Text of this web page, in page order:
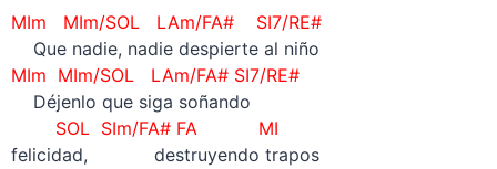
MIm MIm/SOL LAm/FA# SI7/RE#
Que nadie, nadie despierte al niño
MIm MIm/SOL LAm/FA# SI7/RE#
Déjenlo que siga soñando
SOL SIm/FA# FA MI
felicidad, destruyendo trapos